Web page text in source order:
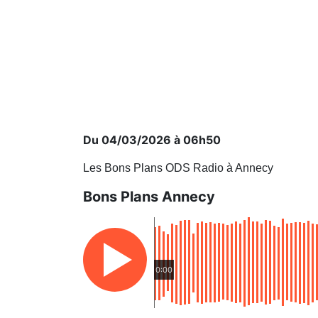
Du 04/03/2026 à 06h50
Les Bons Plans ODS Radio à Annecy
Bons Plans Annecy
0:00